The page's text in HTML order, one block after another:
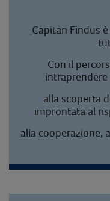
Capitan Findus
Con il
alla scoperta
improntata al
alla cooperazione,